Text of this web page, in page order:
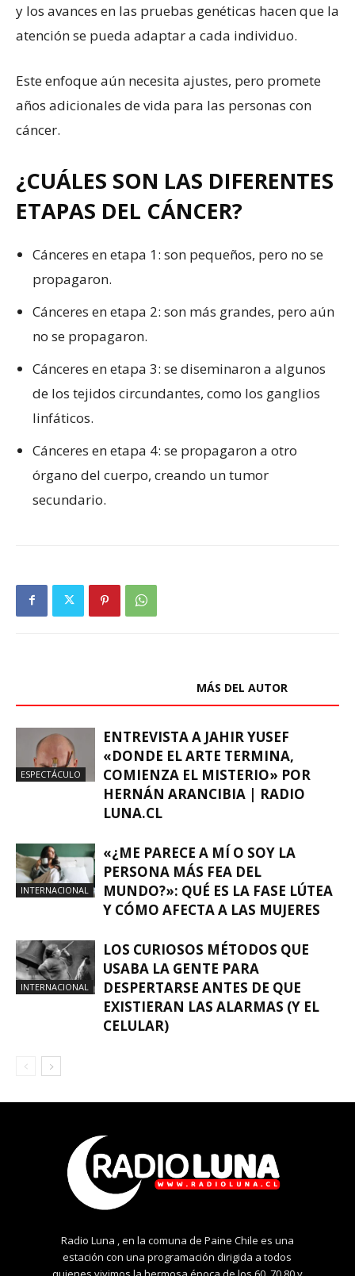
y los avances en las pruebas genéticas hacen que la
atención se pueda adaptar a cada individuo.
Este enfoque aún necesita ajustes, pero promete
años adicionales de vida para las personas con
cáncer.
¿CUÁLES SON LAS DIFERENTES
ETAPAS DEL CÁNCER?
Cánceres en etapa 1: son pequeños, pero no se
propagaron.
Cánceres en etapa 2: son más grandes, pero aún
no se propagaron.
Cánceres en etapa 3: se diseminaron a algunos
de los tejidos circundantes, como los ganglios
linfáticos.
Cánceres en etapa 4: se propagaron a otro
órgano del cuerpo, creando un tumor
secundario.
MÁS DEL AUTOR
ESPECTÁCULO
ENTREVISTA A JAHIR YUSEF
«DONDE EL ARTE TERMINA,
COMIENZA EL MISTERIO» POR
HERNÁN ARANCIBIA | RADIO
LUNA.CL
INTERNACIONAL
«¿ME PARECE A MÍ O SOY LA
PERSONA MÁS FEA DEL
MUNDO?»: QUÉ ES LA FASE LÚTEA
Y CÓMO AFECTA A LAS MUJERES
INTERNACIONAL
LOS CURIOSOS MÉTODOS QUE
USABA LA GENTE PARA
DESPERTARSE ANTES DE QUE
EXISTIERAN LAS ALARMAS (Y EL
CELULAR)
Radio Luna , en la comuna de Paine Chile es una
estación con una programación dirigida a todos